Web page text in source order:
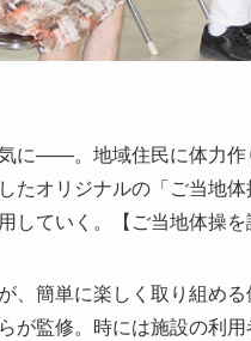
に――。地域住民に体力作
たオリジナルの「ご当地
ていく。【ご当地体操を
、簡単に楽しく取り組め
が監修。時には施設の利